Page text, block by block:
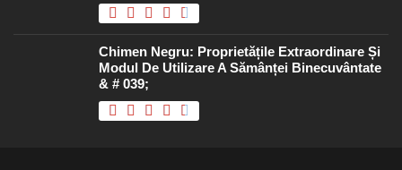
Chimen Negru: Proprietățile Extraordinare Și
Modul De Utilizare A Sămânței Binecuvântate
& # 039;